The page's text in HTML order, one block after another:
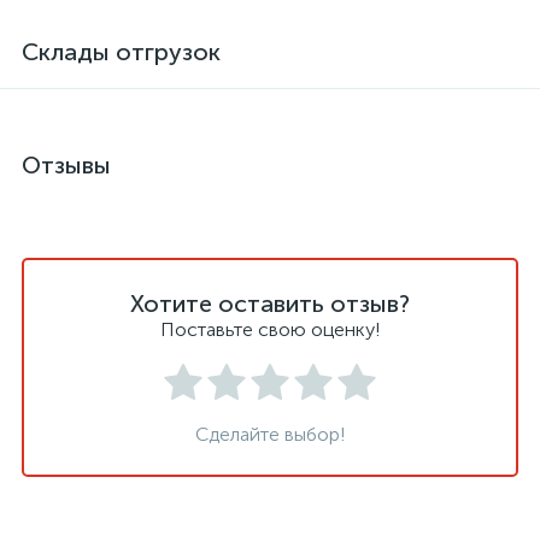
Склады отгрузок
Отзывы
Хотите оставить отзыв?
Поставьте свою оценку!
Сделайте выбор!